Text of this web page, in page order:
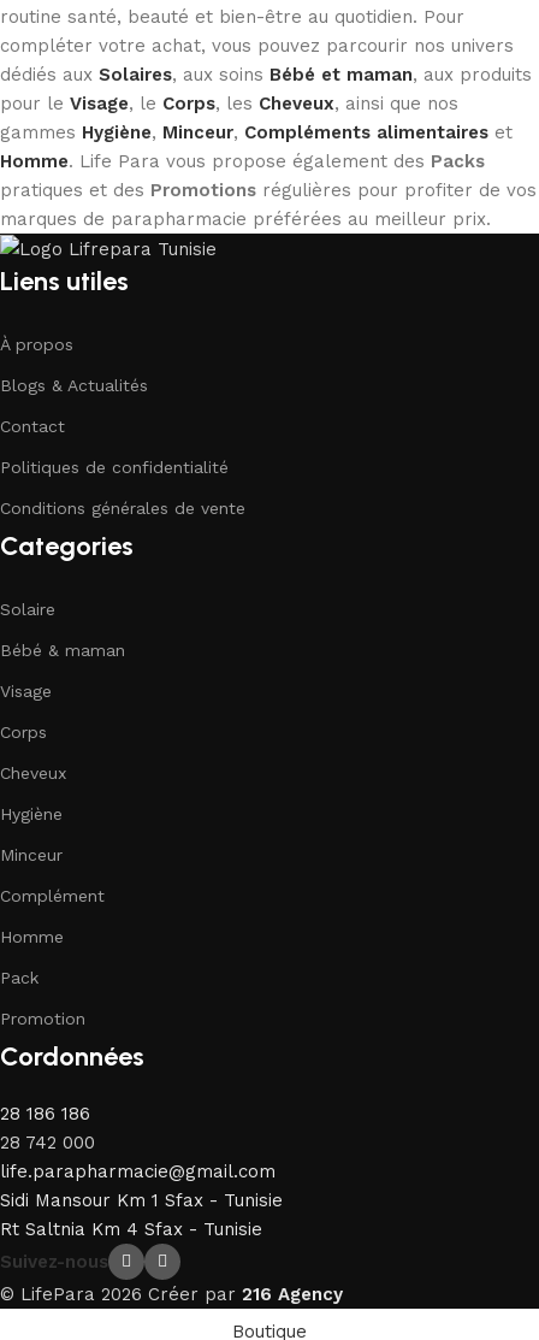
routine santé, beauté et bien-être au quotidien. Pour
compléter votre achat, vous pouvez parcourir nos univers
dédiés aux Solaires, aux soins Bébé et maman, aux produits
pour le Visage, le Corps, les Cheveux, ainsi que nos
gammes Hygiène, Minceur, Compléments alimentaires et
Homme. Life Para vous propose également des Packs
pratiques et des Promotions régulières pour profiter de vos
marques de parapharmacie préférées au meilleur prix.
Liens utiles
À propos
Blogs & Actualités
Contact
Politiques de confidentialité
Conditions générales de vente
Categories
Solaire
Bébé & maman
Visage
Corps
Cheveux
Hygiène
Minceur
Complément
Homme
Pack
Promotion
Cordonnées
28 186 186
28 742 000
life.parapharmacie@gmail.com
Sidi Mansour Km 1 Sfax - Tunisie
Rt Saltnia Km 4 Sfax - Tunisie
Suivez-nous
© LifePara 2026 Créer par 216 Agency
Boutique